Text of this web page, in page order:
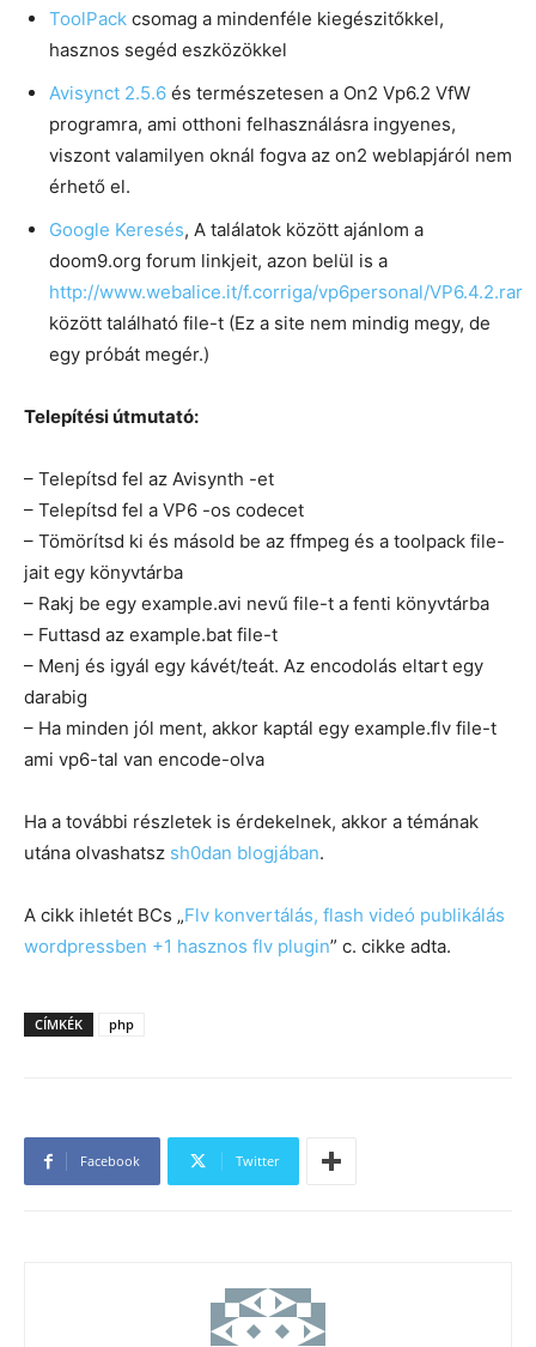
ToolPack csomag a mindenféle kiegészitőkkel,
hasznos segéd eszközökkel
Avisynct 2.5.6 és természetesen a On2 Vp6.2 VfW
programra, ami otthoni felhasználásra ingyenes,
viszont valamilyen oknál fogva az on2 weblapjáról nem
érhető el.
Google Keresés, A találatok között ajánlom a
doom9.org forum linkjeit, azon belül is a
http://www.webalice.it/f.corriga/vp6personal/VP6.4.2.rar
között található file-t (Ez a site nem mindig megy, de
egy próbát megér.)
Telepítési útmutató:
– Telepítsd fel az Avisynth -et
– Telepítsd fel a VP6 -os codecet
– Tömörítsd ki és másold be az ffmpeg és a toolpack file-
jait egy könyvtárba
– Rakj be egy example.avi nevű file-t a fenti könyvtárba
– Futtasd az example.bat file-t
– Menj és igyál egy kávét/teát. Az encodolás eltart egy
darabig
– Ha minden jól ment, akkor kaptál egy example.flv file-t
ami vp6-tal van encode-olva
Ha a további részletek is érdekelnek, akkor a témának
utána olvashatsz sh0dan blogjában.
A cikk ihletét BCs „Flv konvertálás, flash videó publikálás
wordpressben +1 hasznos flv plugin” c. cikke adta.
CÍMKÉK php
Facebook Twitter